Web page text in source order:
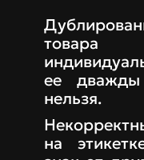
ее
нельзя.
на